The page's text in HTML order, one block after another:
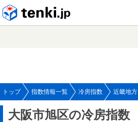
トップ 指数情報一覧 冷房指数 近畿地方
大阪市旭区の冷房指数